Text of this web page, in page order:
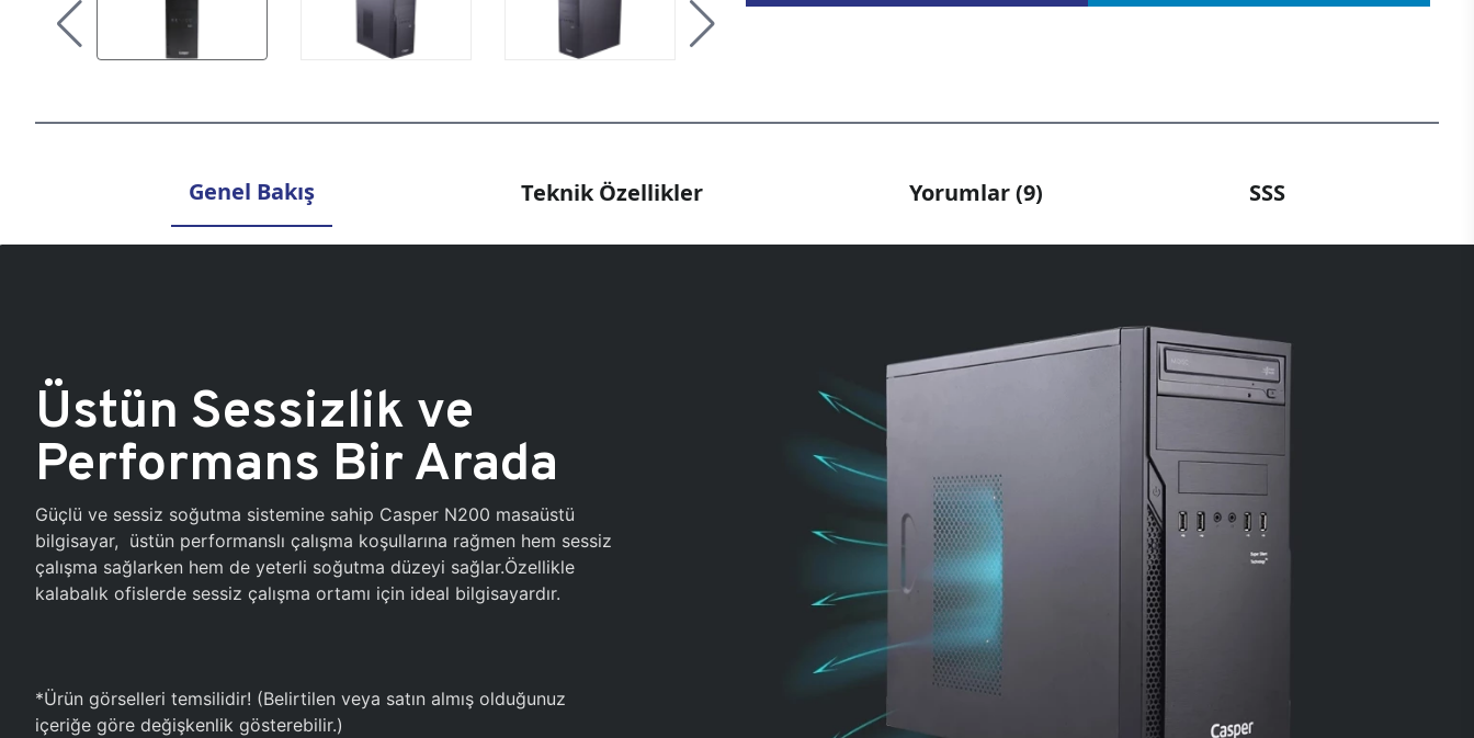
Genel Bakış Teknik Özellikler Yorumlar (9) SSS
Üstün Sessizlik ve
Performans Bir Arada
Güçlü ve sessiz soğutma sistemine sahip Casper N200 masaüstü
bilgisayar, üstün performanslı çalışma koşullarına rağmen hem sessiz
çalışma sağlarken hem de yeterli soğutma düzeyi sağlar.Özellikle
kalabalık ofislerde sessiz çalışma ortamı için ideal bilgisayardır.
*Ürün görselleri temsilidir! (Belirtilen veya satın almış olduğunuz
içeriğe göre değişkenlik gösterebilir.)